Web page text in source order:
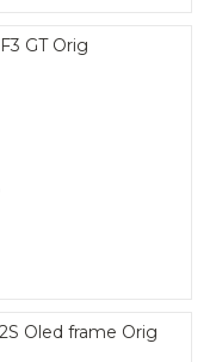
GT Orig
Oled frame Orig